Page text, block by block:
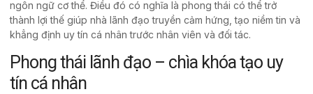
ngôn ngữ cơ thể. Điều đó có nghĩa là phong thái có thể trở
thành lợi thế giúp nhà lãnh đạo truyền cảm hứng, tạo niềm tin và
khẳng định uy tín cá nhân trước nhân viên và đối tác.
Phong thái lãnh đạo – chìa khóa tạo uy
tín cá nhân